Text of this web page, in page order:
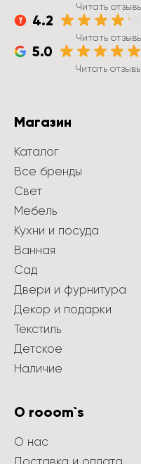
Читать
4.2
Читать
5.0
Читать отзывы
Магазин
Каталог
Все бренды
Свет
Мебель
Кухни и посуда
Ванная
Сад
Двери и фурнитура
Декор и подарки
Текстиль
Детское
Наличие
О rooom`s
О нас
Доставка и оплата